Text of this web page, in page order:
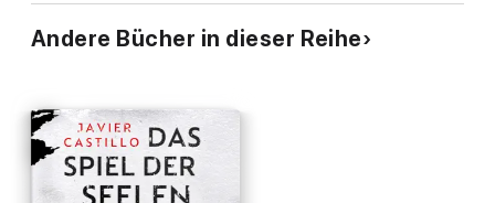
Andere Bücher in dieser Reihe